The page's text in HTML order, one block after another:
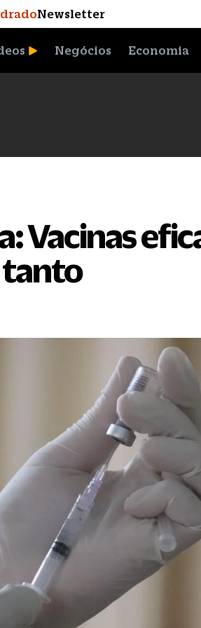
Newsletter
Negócios Economia
Vacinas
tanto